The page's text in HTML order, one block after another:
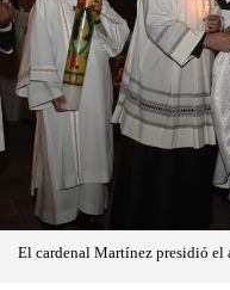
El cardenal Martínez presidió